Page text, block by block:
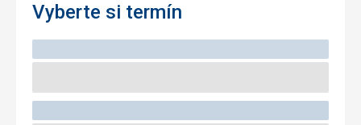
Vyberte si termín